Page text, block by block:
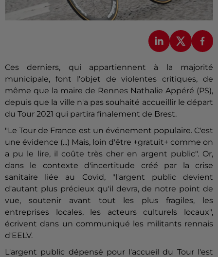
Ces derniers, qui appartiennent à la majorité
municipale, font l'objet de violentes critiques, de
même que la maire de Rennes Nathalie Appéré (PS),
depuis que la ville n'a pas souhaité accueillir le départ
du Tour 2021 qui partira finalement de Brest.
"Le Tour de France est un événement populaire. C'est
une évidence (...) Mais, loin d'être +gratuit+ comme on
a pu le lire, il coûte très cher en argent public". Or,
dans le contexte d'incertitude créé par la crise
sanitaire liée au Covid, "l'argent public devient
d'autant plus précieux qu'il devra, de notre point de
vue, soutenir avant tout les plus fragiles, les
entreprises locales, les acteurs culturels locaux",
écrivent dans un communiqué les militants rennais
d'EELV.
L'argent public dépensé pour l'accueil du Tour l'est